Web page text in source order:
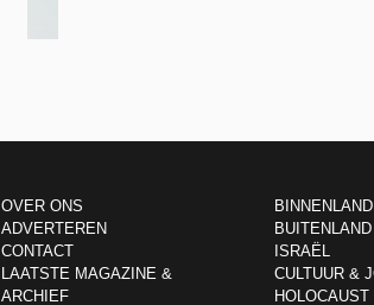
OVER ONS
ADVERTEREN
CONTACT
LAATSTE MAGAZINE &
ARCHIEF
BINNENLAND
BUITENLAND
ISRAËL
CULTUUR &
HOLOCAUST